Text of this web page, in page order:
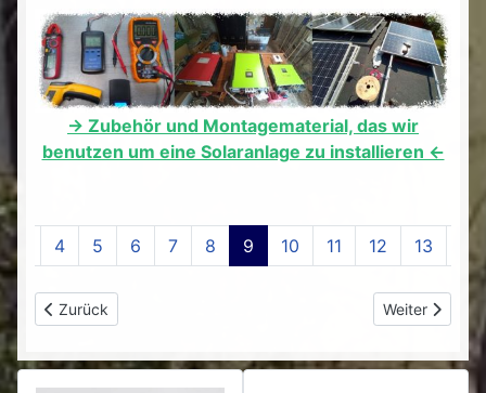
-> Zubehör und Montagematerial, das wir
benutzen um eine Solaranlage zu installieren <-
4 5 6 7 8 9 10 11 12 13
Vorheriger Beitrag: Der Ausbau
Zurück Nächster
Weiter